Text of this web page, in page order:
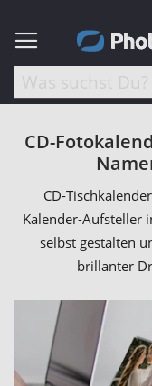
CD-
CD-
Kalender-Aufsteller
selbst gestalten
brillanter